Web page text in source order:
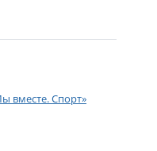
вместе. Спорт»